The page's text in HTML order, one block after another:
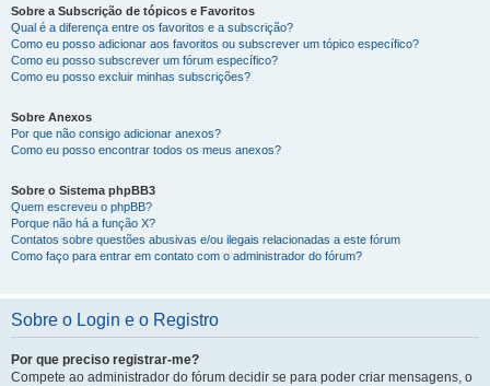
Sobre a Subscrição de tópicos e Favoritos
Qual é a diferença entre os favoritos e a subscrição?
Como eu posso adicionar aos favoritos ou subscrever um tópico específico?
Como eu posso subscrever um fórum específico?
Como eu posso excluir minhas subscrições?
Sobre Anexos
Por que não consigo adicionar anexos?
Como eu posso encontrar todos os meus anexos?
Sobre o Sistema phpBB3
Quem escreveu o phpBB?
Porque não há a função X?
Contatos sobre questões abusivas e/ou ilegais relacionadas a este fórum
Como faço para entrar em contato com o administrador do fórum?
Sobre o Login e o Registro
Por que preciso registrar-me?
Compete ao administrador do fórum decidir se para poder criar mensagens, o